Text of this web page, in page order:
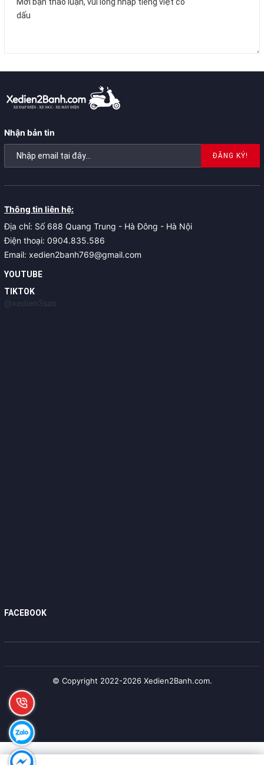
Nhận bản tin
ĐĂNG KÝ!
Thông tin liên hệ:
Địa chỉ: Số 688 Quang Trung - Hà Đông - Hà Nội
Điện thoại: 0904.835.586
Email: xedien2banh769@gmail.com
YOUTUBE
TIKTOK
@xedien3sao
FACEBOOK
© Copyright 2022-2026 Xedien2Banh.com.